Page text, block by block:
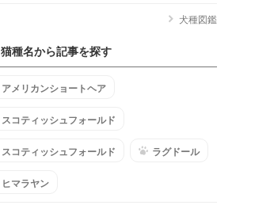
犬種図鑑
猫種名から記事を探す
アメリカンショートヘア
スコティッシュフォールド
スコティッシュフォールド ラグドール
ヒマラヤン